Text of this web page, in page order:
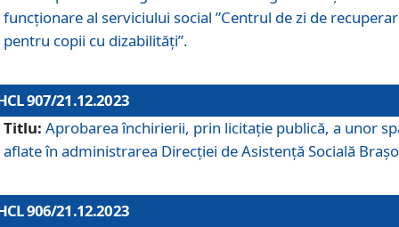
funcţionare al serviciului social ”Centrul de zi de
pentru copii cu dizabilități”.
907/21.12.2023
Titlu: Aprobarea închirierii, prin licitație publică, a unor
aflate în administrarea Direcției de Asistență Socială
906/21.12.2023